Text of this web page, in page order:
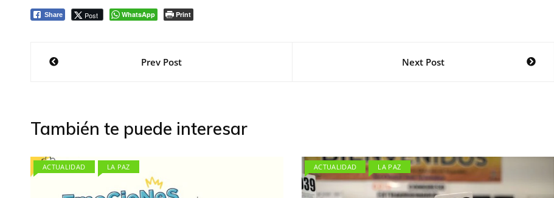
Share Post WhatsApp Print
NavegaciónPrev Post Next Post
También te puede interesar
ACTUALIDAD LA PAZ ACTUALIDAD LA PAZ